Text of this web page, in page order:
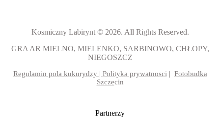
Kosmiczny Labirynt © 2026. All Rights Reserved.
GRA AR MIELNO, MIELENKO, SARBINOWO, CHŁOPY,
NIEGOSZCZ
Regulamin pola kukurydzy | Polityka prywatnosci| Fotobudka
Szczecin
Partnerzy